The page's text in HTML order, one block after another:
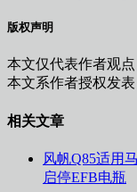
版权声明
本文仅代表作者观点
本文系作者授权发
相关文章
风帆Q85适用
启停EFB电瓶